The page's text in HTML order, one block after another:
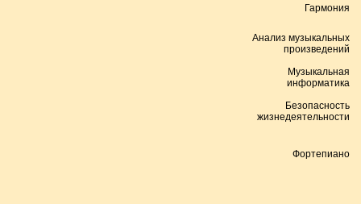
Гармония
Анализ музыкальных
произведений
Музыкальная
информатика
Безопасность
жизнедеятельности
Фортепиано